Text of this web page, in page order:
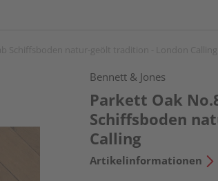
Bennett & Jones
Parkett Oak
Schiffsboden
Calling
Artikelinformationen